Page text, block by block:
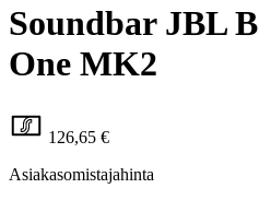
Soundbar JBL
One MK2
126,65 €
Asiakasomistajahinta